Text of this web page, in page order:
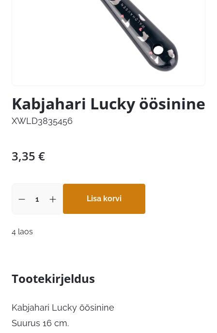
Kabjahari Lucky öösinine
XWLD3835456
3,35 €
Lisa korvi
4 laos
Tootekirjeldus
Kabjahari Lucky öösinine
Suurus 16 cm.